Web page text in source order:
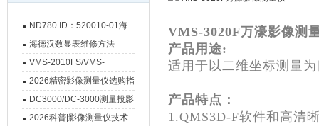
ND780 ID：520010-01海
德汉数显表故障维修内容
海德汉数显表维修方法
VMS-2010FS/VMS-
3020FS/VMS-4030FS手动
影像测量仪技术参数
2026精密影像测量仪选购指
南 靠谱品牌一站式选型推荐
DC3000/DC-3000测量投影
仪万濠数据处理器数显表故
2026科普|影像测量仪技术
VMS-3020F万濠影像测
产品用途:
适用于以二维坐标测量
产品特点：
1.QMS3D-F软件和高清